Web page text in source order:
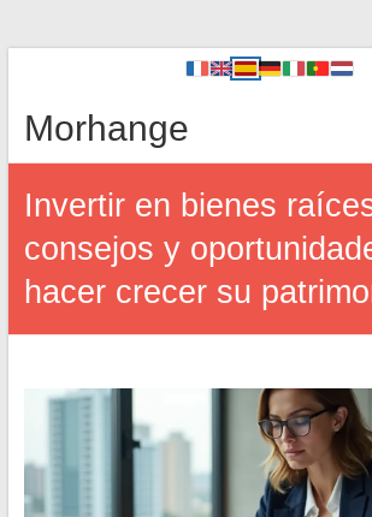
Morhange
Invertir en bienes
consejos y
hacer crecer su